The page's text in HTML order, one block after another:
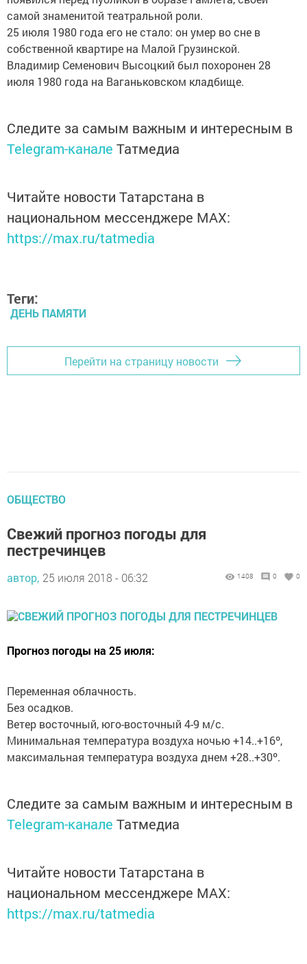
самой знаменитой театральной роли.
25 июля 1980 года его не стало: он умер во сне в
собственной квартире на Малой Грузинской.
Владимир Семенович Высоцкий был похоронен 28
июля 1980 года на Ваганьковском кладбище.
Следите за самым важным и интересным в
Telegram-канале Татмедиа
Читайте новости Татарстана в
национальном мессенджере MАХ:
https://max.ru/tatmedia
Теги:
ДЕНЬ ПАМЯТИ
Перейти на страницу новости
ОБЩЕСТВО
Свежий прогноз погоды для
пестречинцев
автор, 25 июля 2018 - 06:32 1408 0 0
Прогноз погоды на 25 июля:
Переменная облачность.
Без осадков.
Ветер восточный, юго-восточный 4-9 м/с.
Минимальная температура воздуха ночью +14..+16º,
максимальная температура воздуха днем +28..+30º.
Следите за самым важным и интересным в
Telegram-канале Татмедиа
Читайте новости Татарстана в
национальном мессенджере MАХ:
https://max.ru/tatmedia